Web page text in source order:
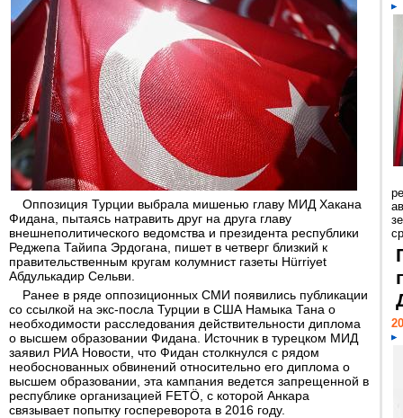
Оппозиция Турции выбрала мишенью главу МИД Хакана
Фидана, пытаясь натравить друг на друга главу
внешнеполитического ведомства и президента республики
Реджепа Тайипа Эрдогана, пишет в четверг близкий к
правительственным кругам колумнист газеты Hürriyet
Абдулькадир Сельви.
Ранее в ряде оппозиционных СМИ появились публикации
со ссылкой на экс-посла Турции в США Намыка Тана о
необходимости расследования действительности диплома
о высшем образовании Фидана. Источник в турецком МИД
заявил РИА Новости, что Фидан столкнулся с рядом
необоснованных обвинений относительно его диплома о
высшем образовании, эта кампания ведется запрещенной в
республике организацией FETÖ, с которой Анкара
связывает попытку госпереворота в 2016 году.